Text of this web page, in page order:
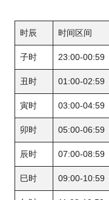
时辰 时间区间
子时 23:00-00:59
丑时 01:00-02:59
寅时 03:00-04:59
卯时 05:00-06:59
辰时 07:00-08:59
巳时 09:00-10:59